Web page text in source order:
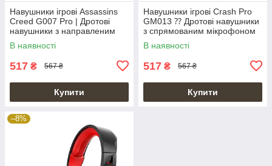
Навушники ігрові Assassins
Creed G007 Pro | Дротові
навушники з направленим
мікрофоном
В наявності
517 ₴ 567 ₴
Купити
Навушники ігрові Crash Pro
GM013 ⁇ Дротові навушники
з спрямованим мікрофоном
В наявності
517 ₴ 567 ₴
Купити
–8%